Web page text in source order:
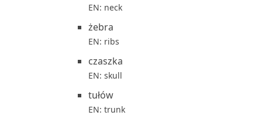
EN: neck
żebra
EN: ribs
czaszka
EN: skull
tułów
EN: trunk